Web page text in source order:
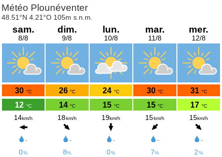
Météo Plounéventer
48.51°N 4.21°O 105m s.n.m.
sam.
8/8
30 °C
12 °C
14km/h
-
0%
dim.
9/8
26 °C
14 °C
18km/h
-
8%
lun.
10/8
24 °C
15 °C
19km/h
-
0%
mar.
11/8
30 °C
15 °C
15km/h
-
7%
mer.
12/8
31 °C
17 °C
15km/h
-
2%